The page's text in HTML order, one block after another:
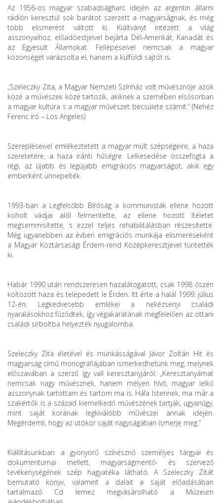
Az 1956-os magyar szabadságharc idején az argentin állami
rádión keresztül sok barátot szerzett a magyarságnak, és még
több elismerést váltott ki. Kiáltványt intézett a világ
asszonyaihoz, előadóestjeivel bejárta Dél-Amerikát, Kanadát és
az Egyesült Államokat. Fellépéseivel nemcsak a magyar
közönséget varázsolta el, hanem a külföldi sajtót is.
„Szeleczky Zita, a Magyar Nemzeti Színház volt művésznője azok
közé a művészek közé tartozik, akiknek a szemében elsősorban
a magyar kultúra s a magyar művészet becsülete számít.” (Nehéz
Ferenc író – Los Angeles)
Szerepléseivel emlékeztetett a magyar múlt szépségeire, a haza
szeretetére, a haza iránti hűségre. Lelkesedése összefogta a
régi, az újabb és legújabb emigrációs magyarságot, akik egy
emberként ünnepelték.
1993-ban a Legfelsőbb Bíróság a kommunisták ellene hozott
koholt vádjai alól felmentette, az ellene hozott ítéletet
megsemmisítette, s ezzel teljes rehabilitálásban részesítette.
Még ugyanebben az évben emigrációs munkája elismeréseként
a Magyar Köztársasági Érdem-rend Középkeresztjével tüntették
ki.
Habár 1990 után rendszeresen hazalátogatott, csak 1998 őszén
költözött haza és telepedett le Érden. Itt érte a halál 1999. július
12-én. Legkedvesebb emlékei a nekézsenyi családi
nyaralásokhoz fűződtek, így végakaratának megfelelően az ottani
családi sírboltba helyezték nyugalomba.
Szeleczky Zita életével és munkásságával Jávor Zoltán Hit és
magyarság című monográfiájában ismerkedhetünk meg, melynek
előszavában a szerző így vall keresztanyjáról: „Keresztanyámat
nemcsak nagy művésznek, hanem mélyen hívő, magyar lelkű
asszonynak tartottam és tartom ma is. Hála Istennek, ma már a
szakértők is a század kiemelkedő művészének tartják, ugyanúgy,
mint saját korának legkiválóbb művészei annak idején.
Megérdemli, hogy az utókor saját nagyságában ismerje meg.”
Kiállításunkban a gyönyörű színésznő személyes tárgyai és
dokumentumai mellett, magyarságmentő- és szervező
tevékenységének szép hagyatéka látható. A Szeleczky Zitát
bemutató könyv, valamint a dalait a saját előadásában
tartalmazó Cd lemez megvásárolható a Múzeum